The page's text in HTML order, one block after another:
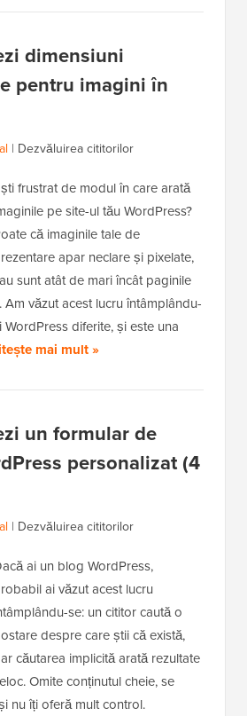
dimensiuni
pentru imagini în
| Dezvăluirea cititorilor
frustrat de modul în care arată
pe site-ul tău WordPress?
că imaginile tale de
apar neclare și pixelate,
sunt atât de mari încât paginile
Am văzut acest lucru întâmplându-
diferite, și este una
mai mult »
un formular de
personalizat (4
| Dezvăluirea cititorilor
ai un blog WordPress,
ai văzut acest lucru
se: un cititor caută o
despre care știi că există,
căutarea implicită arată rezultate
Omite conținutul cheie, se
nu îți oferă mult control.